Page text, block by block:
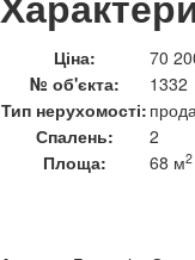
Ціна:
70
№ об'єкта:
1332
Тип нерухомості:
Спалень:
2
Площа:
68 м2